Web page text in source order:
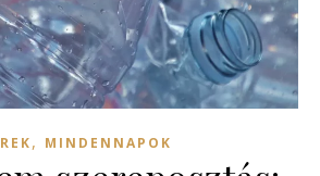
, MINDENNAPOK